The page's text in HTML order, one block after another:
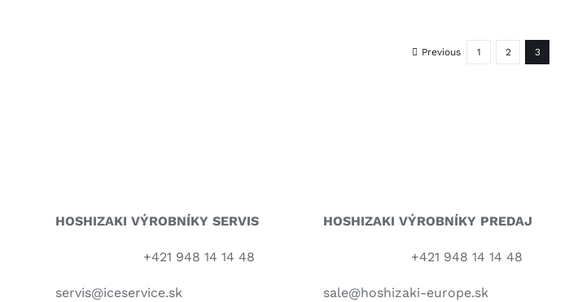
Previous 1 2 3
HOSHIZAKI VÝROBNÍKY SERVIS
+421 948 14 14 48
servis@iceservice.sk
HOSHIZAKI VÝROBNÍKY PREDAJ
+421 948 14 14 48
sale@hoshizaki-europe.sk